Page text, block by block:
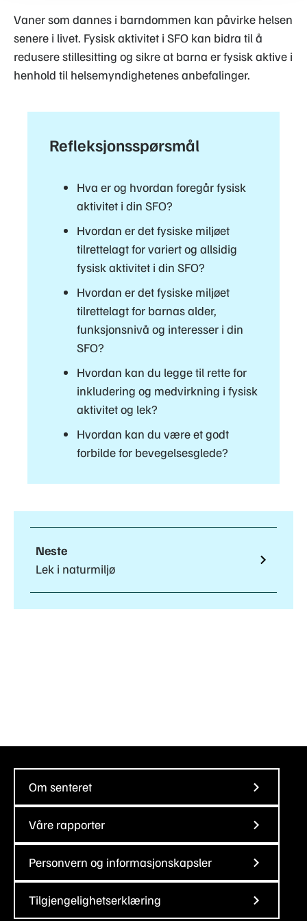
Vaner som dannes i barndommen kan påvirke helsen
senere i livet. Fysisk aktivitet i SFO kan bidra til å
redusere stillesitting og sikre at barna er fysisk aktive i
henhold til helsemyndighetenes anbefalinger.
Refleksjonsspørsmål
Hva er og hvordan foregår fysisk
aktivitet i din SFO?
Hvordan er det fysiske miljøet
tilrettelagt for variert og allsidig
fysisk aktivitet i din SFO?
Hvordan er det fysiske miljøet
tilrettelagt for barnas alder,
funksjonsnivå og interesser i din
SFO?
Hvordan kan du legge til rette for
inkludering og medvirkning i fysisk
aktivitet og lek?
Hvordan kan du være et godt
forbilde for bevegelsesglede?
Neste
Lek i naturmiljø
Om senteret
Våre rapporter
Personvern og informasjonskapsler
Tilgjengelighetserklæring